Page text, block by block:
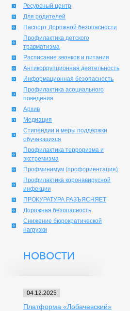
Ресурсный центр
Для родителей
Паспорт Дорожной безопасности
Профилактика детского
травматизма
Расписание звонков и питания
Антикоррупционная деятельность
Информационная безопасность
Профилактика асоциального
поведения
Архив
Медиация
Стипендии и меры поддержки
обучающихся
Профилактика терроризма и
экстремизма
Профминимум (профориентация)
Профилактика коронавирусной
инфекции
ПРОКУРАТУРА РАЗЪЯСНЯЕТ
Дорожная безопасность
Снижение бюрократической
нагрузки
НОВОСТИ
04.12.2025
Платформа «Лобачевский»